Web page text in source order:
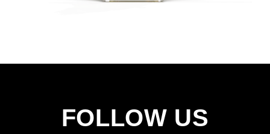
FOLLOW US